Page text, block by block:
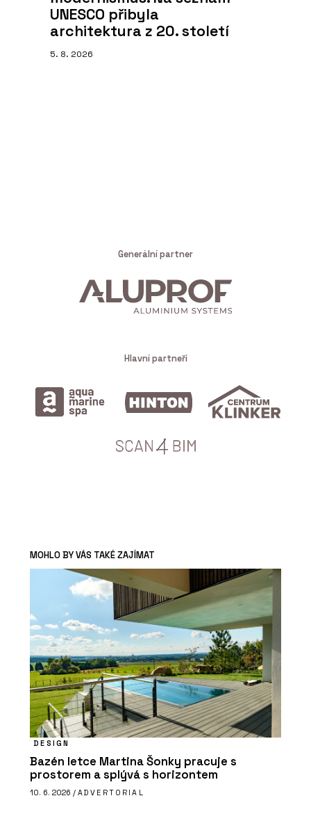
UNESCO přibyla
architektura z 20. století
5. 8. 2026
Generální partner
Hlavní partneři
MOHLO BY VÁS TAKÉ ZAJÍMAT
DESIGN
Bazén letce Martina Šonky pracuje s
prostorem a splývá s horizontem
10. 6. 2026 / ADVERTORIAL